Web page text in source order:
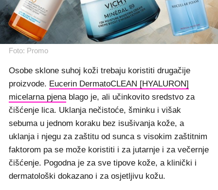
Foto: Promo
Osobe sklone suhoj koži trebaju koristiti drugačije
proizvode. Eucerin DermatoCLEAN [HYALURON]
micelarna pjenablago je, ali učinkovito sredstvo za
čišćenje lica. Uklanja nečistoće, šminku i višak
sebuma u jednom koraku bez isušivanja kože, a
uklanja i njegu za zaštitu od sunca s visokim zaštitnim
faktorom pa se može koristiti i za jutarnje i za večernje
čišćenje. Pogodna je za sve tipove kože, a klinički i
dermatološki dokazano i za osjetljivu kožu.